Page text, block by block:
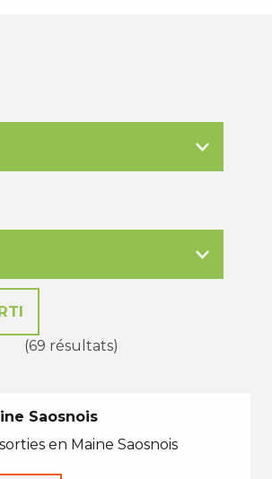
(69 résultats)
Saosnois
en Maine Saosnois